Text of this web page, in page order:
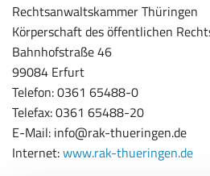
Rechtsanwaltskammer Thüringen
Körperschaft des öffentlichen
Bahnhofstraße 46
99084 Erfurt
Telefon: 0361 65488-0
Telefax: 0361 65488-20
E-Mail: info@rak-thueringen.de
Internet:www.rak-thueringen.de